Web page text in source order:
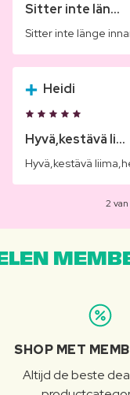
Sitter inte län...
Sitter inte länge
Heidi
Hyvä,kestävä li...
Hyvä,kestävä
2
SHOP MET
Altijd de beste